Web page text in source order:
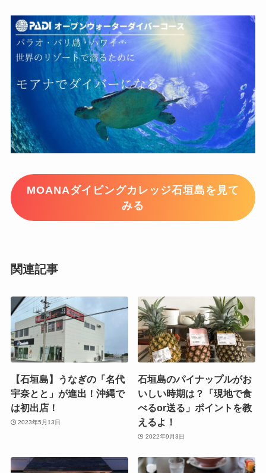
MOANAダイビングカレッジ石垣島を見て
みる
関連記事
【石垣島】うなぎの「名代
宇奈とと」が進出！沖縄で
は初出店！
2023年5月13日
石垣島のパイナップルがお
いしい時期は？「現地で食
べるor送る」ポイントを教
えるよ！
2022年9月3日